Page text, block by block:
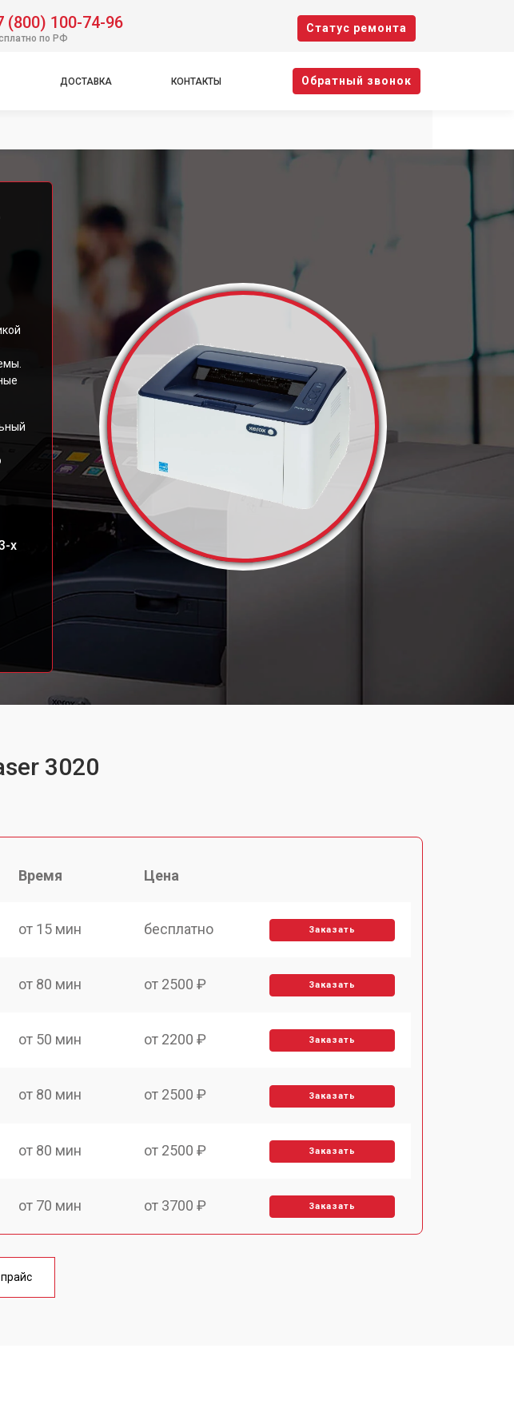
(800) 100-74-96
по РФ
Cтатус ремонта
ДОСТАВКА КОНТАКТЫ Oбратный звонок
х
3020
Время Цена
от 15 мин бесплатно Заказать
от 80 мин от 2500 ₽ Заказать
от 50 мин от 2200 ₽ Заказать
от 80 мин от 2500 ₽ Заказать
от 80 мин от 2500 ₽ Заказать
от 70 мин от 3700 ₽ Заказать
от 70 мин